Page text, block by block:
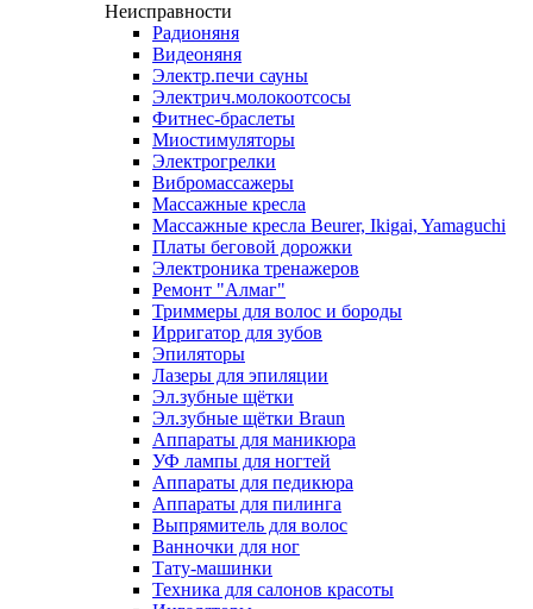
Неисправности
Радионяня
Видеоняня
Электр.печи сауны
Электрич.молокоотсосы
Фитнес-браслеты
Миостимуляторы
Электрогрелки
Вибромассажеры
Массажные кресла
Массажные кресла Beurer, Ikigai, Yamaguchi
Платы беговой дорожки
Электроника тренажеров
Ремонт "Алмаг"
Триммеры для волос и бороды
Ирригатор для зубов
Эпиляторы
Лазеры для эпиляции
Эл.зубные щётки
Эл.зубные щётки Braun
Аппараты для маникюра
УФ лампы для ногтей
Аппараты для педикюра
Аппараты для пилинга
Выпрямитель для волос
Ванночки для ног
Тату-машинки
Техника для салонов красоты